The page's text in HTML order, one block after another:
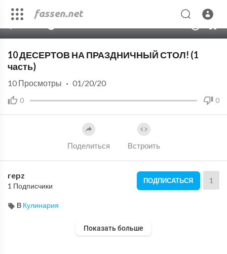
10 ДЕСЕРТОВ НА ПРАЗДНИЧНЫЙ СТОЛ! (1
часть)
0 0
10 Просмотры · 01/20/20
Поделиться Встроить
repz
1 Подписчики
ПОДПИСАТЬСЯ 1
В Кулинария
Показать больше